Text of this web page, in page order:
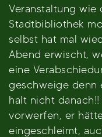
Veranstaltung wie
Stadtbibliothek
selbst hat mal
Abend erwischt,
eine
geschweige denn
halt nicht
vorwerfen, er
eingeschleimt,